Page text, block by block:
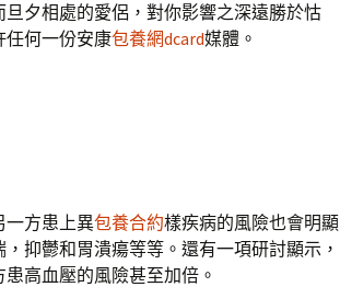
夕相處的愛侶，對你影響之深遠勝於怙
任何一份安康包養網dcard媒體。
一方患上異包養合約樣疾病的風險也會明顯
抑鬱和胃潰瘍等等。還有一項研討顯示，
高血壓的風險甚至加倍。